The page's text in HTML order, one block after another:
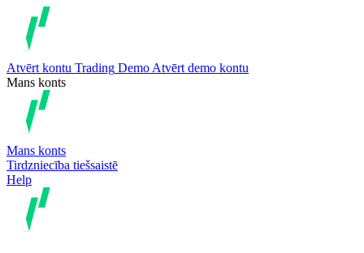
Atvērt kontu Trading Demo Atvērt demo kontu
Mans konts
Mans konts
Tirdzniecība tiešsaistē
Help